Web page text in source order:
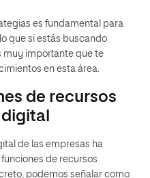
es fundamental para
que si estás buscando
muy importante que te
en esta área.
de recursos
de las empresas ha
de recursos
podemos señalar como